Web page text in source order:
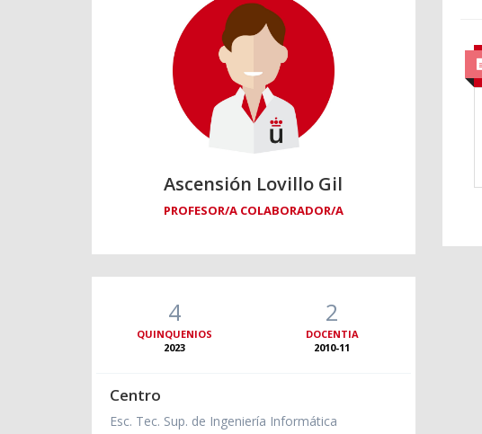
Ascensión Lovillo Gil
PROFESOR/A COLABORADOR/A
4
QUINQUENIOS
2023
2
DOCENTIA
2010-11
Centro
Esc. Tec. Sup. de Ingeniería Informática